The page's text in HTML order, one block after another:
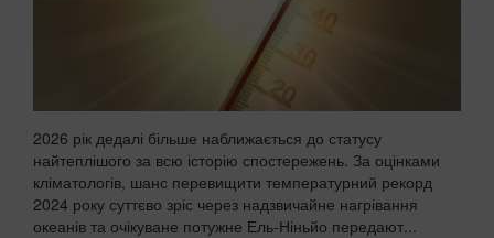
2026 рік дедалі більше наближається до статусу
найтеплішого за всю історію спостережень. За оцінками
кліматологів, шанс перевищити температурний рекорд
2024 року суттєво зріс через надзвичайне нагрівання
океанів та очікуване потужне Ель-Ніньйо передают...